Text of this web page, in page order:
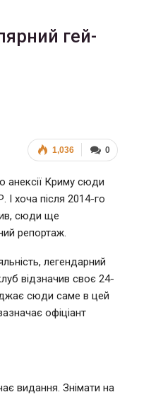
гей-
0
1,036
анексії Криму сюди
хоча після 2014-го
сюди ще
репортаж.
легендарний
відзначив своє 24-
сюди саме в цей
офіціант
видання. Знімати на